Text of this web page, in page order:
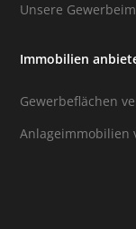
Unsere
Immobilien
Gewerbeflächen
Anlageimmobilien